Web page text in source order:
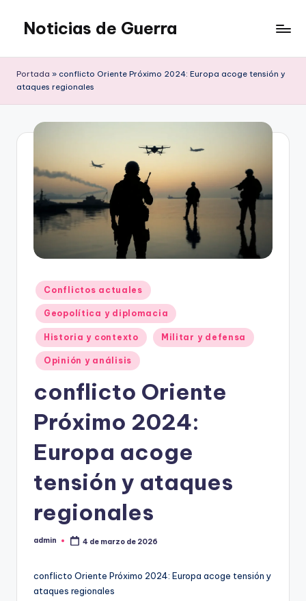
Saltar
contenido
Noticias de Guerra
Portada » conflicto Oriente Próximo 2024: Europa acoge tensión y
ataques regionales
Publicado
en
Conflictos actuales
Geopolítica y diplomacia
Historia y contexto Militar y defensa
Opinión y análisis
conflicto Oriente
Próximo 2024:
Europa acoge
tensión y ataques
regionales
Publicado
admin 4 de marzo de 2026
conflicto Oriente Próximo 2024: Europa acoge tensión y
ataques regionales